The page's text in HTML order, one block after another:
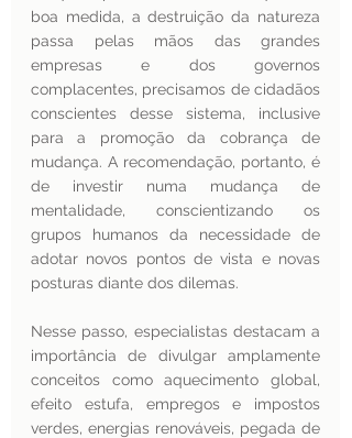
boa medida, a destruição da natureza
passa pelas mãos das grandes
empresas e dos governos
complacentes, precisamos de cidadãos
conscientes desse sistema, inclusive
para a promoção da cobrança de
mudança. A recomendação, portanto, é
de investir numa mudança de
mentalidade, conscientizando os
grupos humanos da necessidade de
adotar novos pontos de vista e novas
posturas diante dos dilemas.
Nesse passo, especialistas destacam a
importância de divulgar amplamente
conceitos como aquecimento global,
efeito estufa, empregos e impostos
verdes, energias renováveis, pegada de